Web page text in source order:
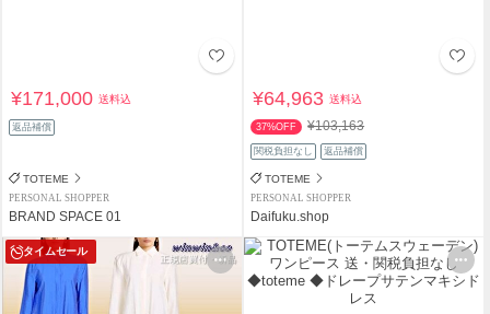
¥171,000送料込
返品補償
TOTEME
PERSONAL SHOPPER
BRAND SPACE 01
¥64,963送料込
37%OFF ¥103,163
関税負担なし 返品補償
TOTEME
PERSONAL SHOPPER
Daifuku.shop
タイムセール